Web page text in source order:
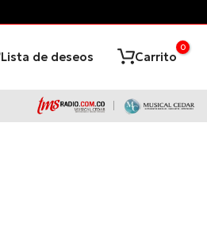
Lista de deseos Carrito
0